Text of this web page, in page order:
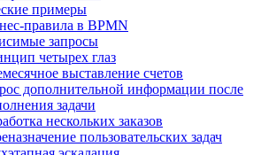
примеры
правила в BPMN
запросы
четырех глаз
выставление счетов
дополнительной информации после
задачи
нескольких заказов
пользовательских задач